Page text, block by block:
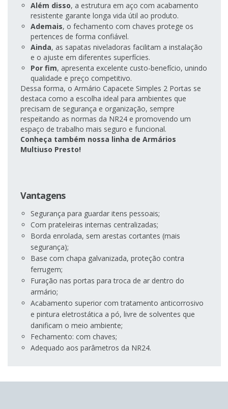
Além disso, a estrutura em aço com acabamento
resistente garante longa vida útil ao produto.
Ademais, o fechamento com chaves protege os
pertences de forma confiável.
Ainda, as sapatas niveladoras facilitam a instalação
e o ajuste em diferentes superfícies.
Por fim, apresenta excelente custo-benefício, unindo
qualidade e preço competitivo.
Dessa forma, o Armário Capacete Simples 2 Portas se
destaca como a escolha ideal para ambientes que
precisam de segurança e organização, sempre
respeitando as normas da NR24 e promovendo um
espaço de trabalho mais seguro e funcional.
Conheça também nossa linha de Armários
Multiuso Presto!
Vantagens
Segurança para guardar itens pessoais;
Com prateleiras internas centralizadas;
Borda enrolada, sem arestas cortantes (mais
segurança);
Base com chapa galvanizada, proteção contra
ferrugem;
Furação nas portas para troca de ar dentro do
armário;
Acabamento superior com tratamento anticorrosivo
e pintura eletrostática a pó, livre de solventes que
danificam o meio ambiente;
Fechamento: com chaves;
Adequado aos parâmetros da NR24.